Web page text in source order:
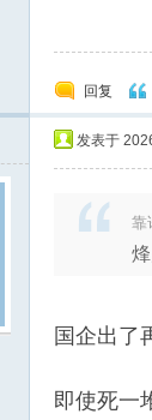
回复
发表于
靠
国企出了
即使死一